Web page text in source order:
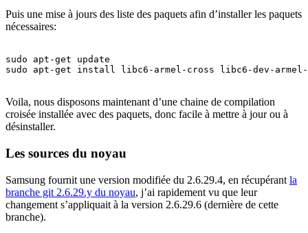
Puis une mise à jours des liste des paquets afin d’installer les paquets
nécessaires:
sudo apt-get update
sudo apt-get install libc6-armel-cross libc6-dev-armel-
Voila, nous disposons maintenant d’une chaine de compilation
croisée installée avec des paquets, donc facile à mettre à jour ou à
désinstaller.
Les sources du noyau
Samsung fournit une version modifiée du 2.6.29.4, en récupérant la
branche git 2.6.29.y du noyau, j’ai rapidement vu que leur
changement s’appliquait à la version 2.6.29.6 (dernière de cette
branche).